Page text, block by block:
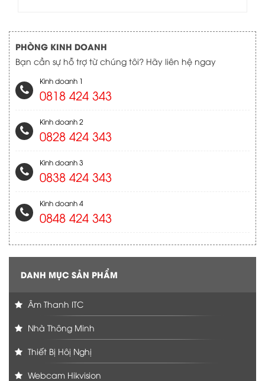
PHÒNG KINH DOANH
Bạn cần sự hỗ trợ từ chúng tôi? Hãy liên hệ ngay
Kinh doanh 1
0818 424 343
Kinh doanh 2
0828 424 343
Kinh doanh 3
0838 424 343
Kinh doanh 4
0848 424 343
DANH MỤC SẢN PHẨM
Âm Thanh ITC
Nhà Thông Minh
Thiết Bị Hôị Nghị
Webcam Hikvision